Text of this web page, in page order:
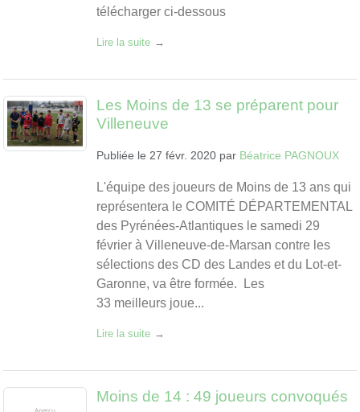
télécharger ci-dessous
Lire la suite
Les Moins de 13 se préparent pour
Villeneuve
Publiée le 27 févr. 2020 par Béatrice PAGNOUX
L'équipe des joueurs de Moins de 13 ans qui
représentera le COMITÉ DÉPARTEMENTAL
des Pyrénées-Atlantiques le samedi 29
février à Villeneuve-de-Marsan contre les
sélections des CD des Landes et du Lot-et-
Garonne, va être formée. Les
33 meilleurs joue...
Lire la suite
Moins de 14 : 49 joueurs convoqués